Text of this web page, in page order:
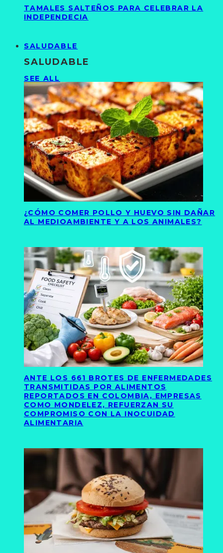
TAMALES SALTEÑOS PARA CELEBRAR LA
INDEPENDECIA
SALUDABLE
SALUDABLE
SEE ALL
¿CÓMO COMER POLLO Y HUEVO SIN DAÑAR
AL MEDIOAMBIENTE Y A LOS ANIMALES?
ANTE LOS 661 BROTES DE ENFERMEDADES
TRANSMITIDAS POR ALIMENTOS
REPORTADOS EN COLOMBIA, EMPRESAS
COMO MONDELEZ, REFUERZAN SU
COMPROMISO CON LA INOCUIDAD
ALIMENTARIA